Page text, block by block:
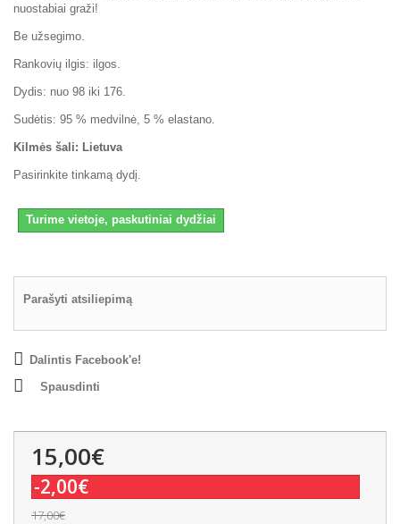
nuostabiai graži!
Be užsegimo.
Rankovių ilgis: ilgos.
Dydis: nuo 98 iki 176.
Sudėtis: 95 % medvilnė, 5 % elastano.
Kilmės šali: Lietuva
Pasirinkite tinkamą dydį.
Turime vietoje, paskutiniai dydžiai
Parašyti atsiliepimą
Dalintis Facebook'e!
Spausdinti
15,00€
-2,00€
17,00€